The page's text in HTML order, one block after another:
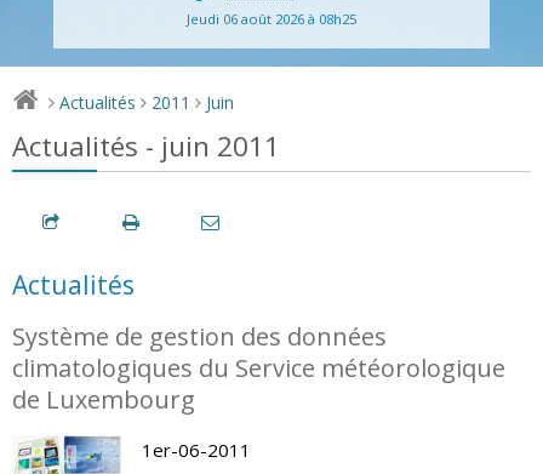
Jeudi 06 août 2026 à 08h25
> Actualités > 2011 > Juin
Actualités - juin 2011
Actualités
Système de gestion des données
climatologiques du Service météorologique
de Luxembourg
1er-06-2011